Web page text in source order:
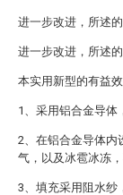
进一步改进，所述
进一步改进，所述
本实用新型的有益
1、采用铝合金导体
2、在铝合金导体内
气，以及冰雹冰冻
3、填充采用阻水纱